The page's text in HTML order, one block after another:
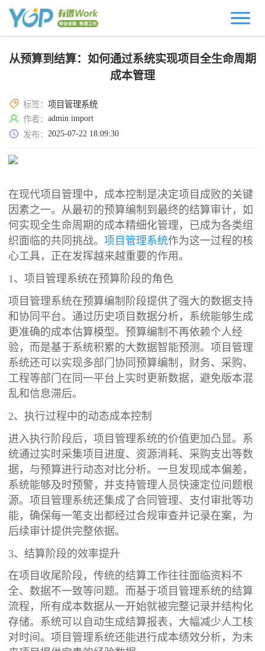
从预算到结算：如何通过系统实现项目全生命周期
成本管理
标签：项目管理系统
作者：admin import
发布：2025-07-22 18:09:30
在现代项目管理中，成本控制是决定项目成败的关键
因素之一。从最初的预算编制到最终的结算审计，如
何实现全生命周期的成本精细化管理，已成为各类组
织面临的共同挑战。项目管理系统作为这一过程的核
心工具，正在发挥越来越重要的作用。
1、项目管理系统在预算阶段的角色
项目管理系统在预算编制阶段提供了强大的数据支持
和协同平台。通过历史项目数据分析，系统能够生成
更准确的成本估算模型。预算编制不再依赖个人经
验，而是基于系统积累的大数据智能预测。项目管理
系统还可以实现多部门协同预算编制，财务、采购、
工程等部门在同一平台上实时更新数据，避免版本混
乱和信息滞后。
2、执行过程中的动态成本控制
进入执行阶段后，项目管理系统的价值更加凸显。系
统通过实时采集项目进度、资源消耗、采购支出等数
据，与预算进行动态对比分析。一旦发现成本偏差，
系统能够及时预警，并支持管理人员快速定位问题根
源。项目管理系统还集成了合同管理、支付审批等功
能，确保每一笔支出都经过合规审查并记录在案，为
后续审计提供完整依据。
3、结算阶段的效率提升
在项目收尾阶段，传统的结算工作往往面临资料不
全、数据不一致等问题。而基于项目管理系统的结算
流程，所有成本数据从一开始就被完整记录并结构化
存储。系统可以自动生成结算报表，大幅减少人工核
对时间。项目管理系统还能进行成本绩效分析，为未